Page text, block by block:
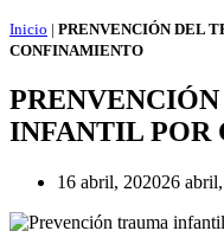
Inicio | PRENVENCIÓN DEL
CONFINAMIENTO
INFANTIL POR
16 abril, 202026